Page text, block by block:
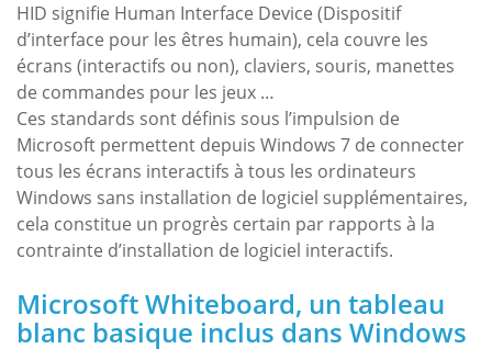
HID signifie Human Interface Device (Dispositif
d’interface pour les êtres humain), cela couvre les
écrans (interactifs ou non), claviers, souris, manettes
de commandes pour les jeux …
Ces standards sont définis sous l’impulsion de
Microsoft permettent depuis Windows 7 de connecter
tous les écrans interactifs à tous les ordinateurs
Windows sans installation de logiciel supplémentaires,
cela constitue un progrès certain par rapports à la
contrainte d’installation de logiciel interactifs.
Microsoft Whiteboard, un tableau
blanc basique inclus dans Windows